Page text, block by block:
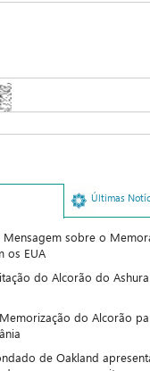
Últimas
Mensagem sobre o
os EUA
do Alcorão do
do Alcorão
de Oakland